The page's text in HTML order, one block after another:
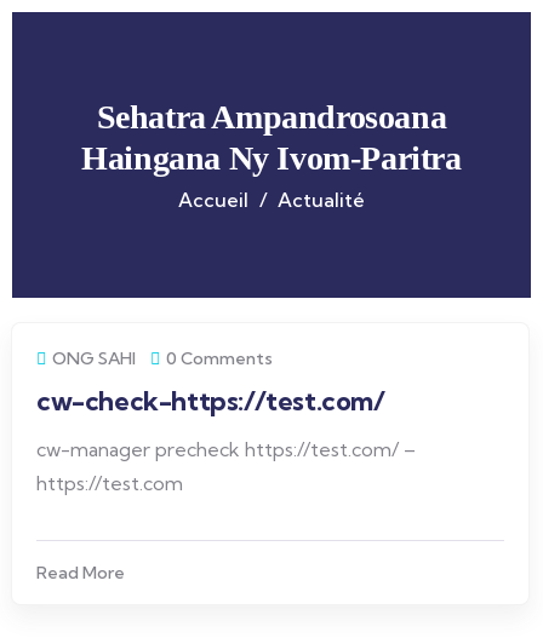
Sehatra Ampandrosoana
Haingana Ny Ivom-Paritra
Accueil Actualité
ONG SAHI 0 Comments
cw-check-https://test.com/
cw-manager precheck https://test.com/ –
https://test.com
Read More